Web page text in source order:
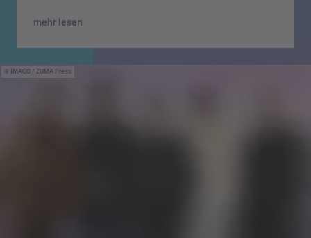
mehr lesen
IMAGO / ZUMA Press